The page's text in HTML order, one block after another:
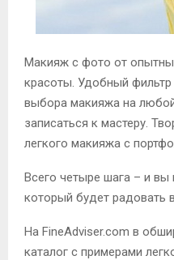
Ю
Макияж с фото от
красоты. Удобный фильтр
выбора макияжа на
записаться к мастеру.
легкого макияжа с
Всего четыре шага – и вы
который будет радовать
На FineAdviser.com в
каталог с примерами